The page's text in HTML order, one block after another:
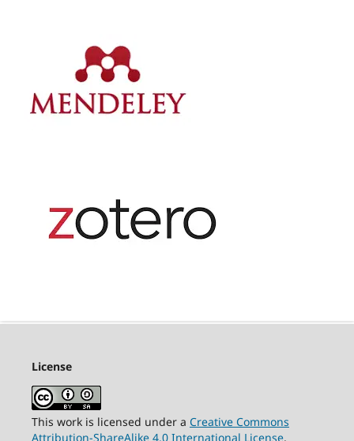
License
This work is licensed under a Creative Commons
Attribution-ShareAlike 4.0 International License.